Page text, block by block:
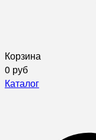
Корзина
0 руб
Каталог